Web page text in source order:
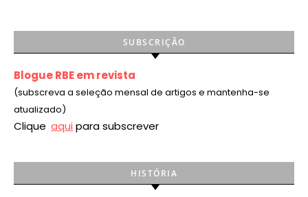
SUBSCRIÇÃO
Blogue RBE em revista
(subscreva a seleção mensal de artigos e mantenha-se
atualizado)
Clique aqui para subscrever
HISTÓRIA